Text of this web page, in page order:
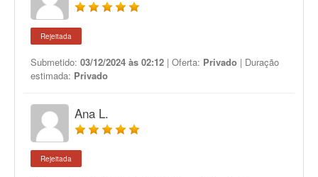
Rejeitada
Submetido: 03/12/2024 às 02:12 | Oferta: Privado | Duração
estimada: Privado
Ana L.
Rejeitada